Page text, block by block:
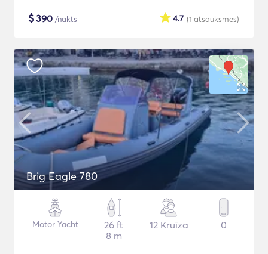
$390 /nakts (1 atsauksmes)
4.7
Brig Eagle 780
Motor Yacht
26 ft
8 m
12 Kruīza 0